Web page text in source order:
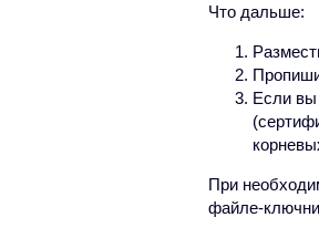
Что дальше:
Если вы
При
файле-